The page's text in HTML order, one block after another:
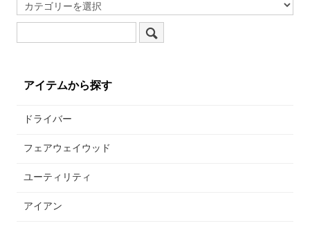
アイテムから探す
ドライバー
フェアウェイウッド
ユーティリティ
アイアン